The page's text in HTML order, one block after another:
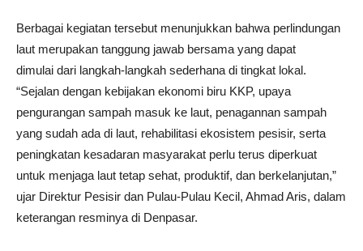
Berbagai kegiatan tersebut menunjukkan bahwa perlindungan
laut merupakan tanggung jawab bersama yang dapat
dimulai dari langkah-langkah sederhana di tingkat lokal.
“Sejalan dengan kebijakan ekonomi biru KKP, upaya
pengurangan sampah masuk ke laut, penagannan sampah
yang sudah ada di laut, rehabilitasi ekosistem pesisir, serta
peningkatan kesadaran masyarakat perlu terus diperkuat
untuk menjaga laut tetap sehat, produktif, dan berkelanjutan,”
ujar Direktur Pesisir dan Pulau-Pulau Kecil, Ahmad Aris, dalam
keterangan resminya di Denpasar.